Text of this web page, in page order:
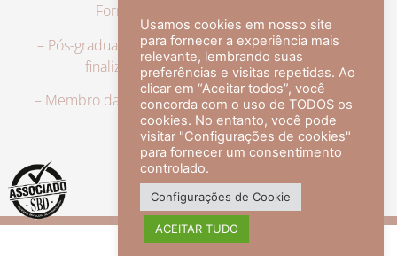
– Formação em Medicina pela UFRJ.
– Pós-graduação em Dermatologia pela UFRJ, tendo
finalizado a especialização em 2007.
– Membro da Sociedade Brasileira de Dermatologia,
com título de especialista.
veja mais +
Usamos cookies em nosso site
para fornecer a experiência mais
relevante, lembrando suas
preferências e visitas repetidas. Ao
clicar em “Aceitar todos”, você
concorda com o uso de TODOS os
cookies. No entanto, você pode
visitar "Configurações de cookies"
para fornecer um consentimento
controlado.
Configurações de Cookie
ACEITAR TUDO